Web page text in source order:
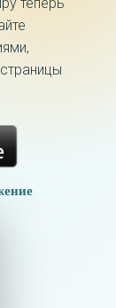
теперь